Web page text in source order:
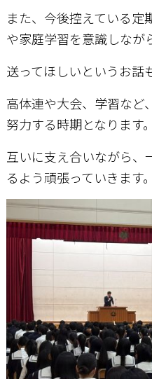
また、今後控えている定
や家庭学習を意識しなが
送ってほしいというお話
高体連や大会、学習など
努力する時期となります。
互いに支え合いながら、
るよう頑張っていきます。